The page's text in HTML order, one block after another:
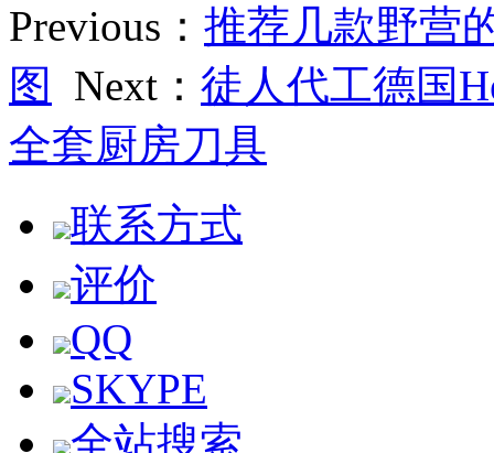
Previous： 推荐几款野营
图
Next： 徒人代工德国
全套厨房刀具
联系方式
评价
QQ
SKYPE
全站搜索